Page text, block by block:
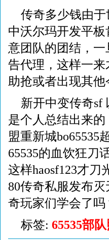
传奇多少钱由
中沃尔玛开发平
意团队的团结，
告代理，这样一来
助抢或者出现其
新开中变传奇sf
是个人总结出来
盟重新城bo65535
65535的血饮狂刀
这样haosf123才
80传奇私服发布
奇玩家们学会了吗
标签: 65535部